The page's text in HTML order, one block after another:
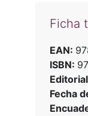
Ficha
EAN:
ISBN:
Fecha